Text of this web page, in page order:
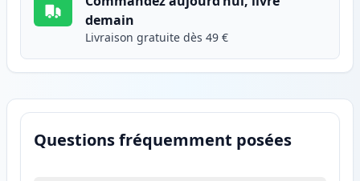
demain
Livraison gratuite dès 49 €
Questions fréquemment posées